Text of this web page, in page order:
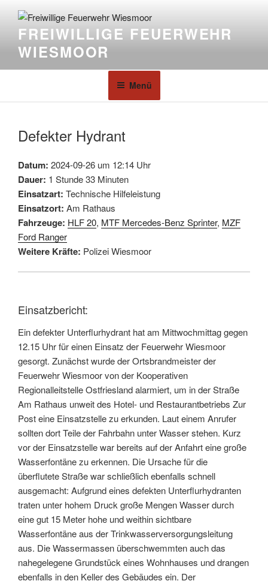
FREIWILLIGE FEUERWEHR
WIESMOOR
Menü
Defekter Hydrant
Datum: 2024-09-26 um 12:14 Uhr
Dauer: 1 Stunde 33 Minuten
Einsatzart: Technische Hilfeleistung
Einsatzort: Am Rathaus
Fahrzeuge: HLF 20, MTF Mercedes-Benz Sprinter, MZF
Ford Ranger
Weitere Kräfte: Polizei Wiesmoor
Einsatzbericht:
Ein defekter Unterflurhydrant hat am Mittwochmittag gegen
12.15 Uhr für einen Einsatz der Feuerwehr Wiesmoor
gesorgt. Zunächst wurde der Ortsbrandmeister der
Feuerwehr Wiesmoor von der Kooperativen
Regionalleitstelle Ostfriesland alarmiert, um in der Straße
Am Rathaus unweit des Hotel- und Restaurantbetriebs Zur
Post eine Einsatzstelle zu erkunden. Laut einem Anrufer
sollten dort Teile der Fahrbahn unter Wasser stehen. Kurz
vor der Einsatzstelle war bereits auf der Anfahrt eine große
Wasserfontäne zu erkennen. Die Ursache für die
überflutete Straße war schließlich ebenfalls schnell
ausgemacht: Aufgrund eines defekten Unterflurhydranten
traten unter hohem Druck große Mengen Wasser durch
eine gut 15 Meter hohe und weithin sichtbare
Wasserfontäne aus der Trinkwasserversorgungsleitung
aus. Die Wassermassen überschwemmten auch das
nahegelegene Grundstück eines Wohnhauses und drangen
ebenfalls in den Keller des Gebäudes ein. Der